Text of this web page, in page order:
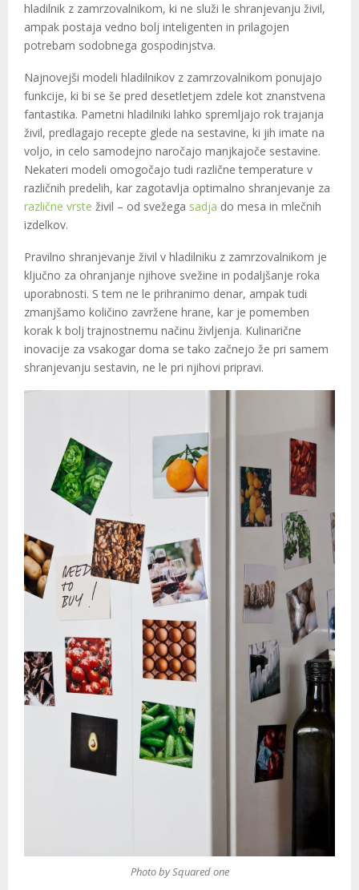
hladilnik z zamrzovalnikom, ki ne služi le shranjevanju živil,
ampak postaja vedno bolj inteligenten in prilagojen
potrebam sodobnega gospodinjstva.
Najnovejši modeli hladilnikov z zamrzovalnikom ponujajo
funkcije, ki bi se še pred desetletjem zdele kot znanstvena
fantastika. Pametni hladilniki lahko spremljajo rok trajanja
živil, predlagajo recepte glede na sestavine, ki jih imate na
voljo, in celo samodejno naročajo manjkajoče sestavine.
Nekateri modeli omogočajo tudi različne temperature v
različnih predelih, kar zagotavlja optimalno shranjevanje za
različne vrste živil – od svežega sadja do mesa in mlečnih
izdelkov.
Pravilno shranjevanje živil v hladilniku z zamrzovalnikom je
ključno za ohranjanje njihove svežine in podaljšanje roka
uporabnosti. S tem ne le prihranimo denar, ampak tudi
zmanjšamo količino zavržene hrane, kar je pomemben
korak k bolj trajnostnemu načinu življenja. Kulinarične
inovacije za vsakogar doma se tako začnejo že pri samem
shranjevanju sestavin, ne le pri njihovi pripravi.
Photo by Squared one